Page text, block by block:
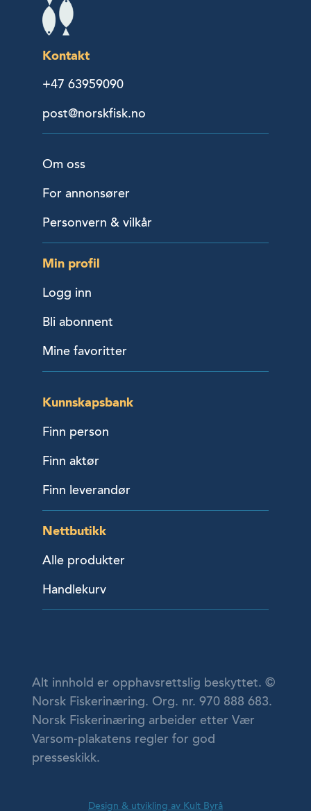
Kontakt
+47 63959090
post@norskfisk.no
Om oss
For annonsører
Personvern & vilkår
Min profil
Logg inn
Bli abonnent
Mine favoritter
Kunnskapsbank
Finn person
Finn aktør
Finn leverandør
Nettbutikk
Alle produkter
Handlekurv
Alt innhold er opphavsrettslig beskyttet. ©
Norsk Fiskerinæring. Org. nr. 970 888 683.
Norsk Fiskerinæring arbeider etter Vær
Varsom-plakatens regler for god
presseskikk.
Design & utvikling av Kult Byrå